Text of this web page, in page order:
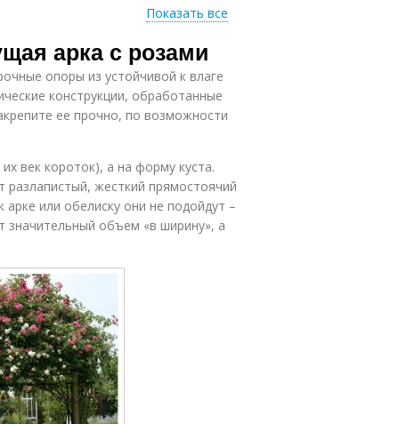
озеленения
Показать все
арка с розами
опоры из устойчивой к влаге
конструкции, обработанные
ее прочно, по возможности
век короток), а на форму куста.
жесткий прямостоячий
или обелиску они не подойдут –
значительный объем «в ширину», а